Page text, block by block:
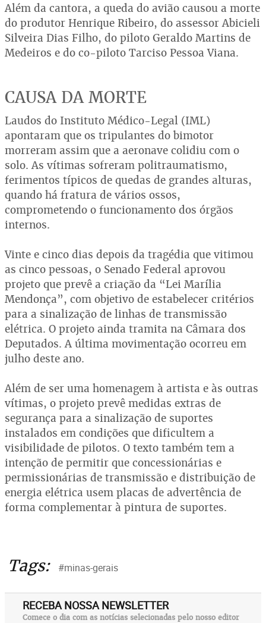
Além da cantora, a queda do avião causou a morte
do produtor Henrique Ribeiro, do assessor Abicieli
Silveira Dias Filho, do piloto Geraldo Martins de
Medeiros e do co-piloto Tarciso Pessoa Viana.
CAUSA DA MORTE
Laudos do Instituto Médico-Legal (IML)
apontaram que os tripulantes do bimotor
morreram assim que a aeronave colidiu com o
solo. As vítimas sofreram politraumatismo,
ferimentos típicos de quedas de grandes alturas,
quando há fratura de vários ossos,
comprometendo o funcionamento dos órgãos
internos.
Vinte e cinco dias depois da tragédia que vitimou
as cinco pessoas, o Senado Federal aprovou
projeto que prevê a criação da “Lei Marília
Mendonça”, com objetivo de estabelecer critérios
para a sinalização de linhas de transmissão
elétrica. O projeto ainda tramita na Câmara dos
Deputados. A última movimentação ocorreu em
julho deste ano.
Além de ser uma homenagem à artista e às outras
vítimas, o projeto prevê medidas extras de
segurança para a sinalização de suportes
instalados em condições que dificultem a
visibilidade de pilotos. O texto também tem a
intenção de permitir que concessionárias e
permissionárias de transmissão e distribuição de
energia elétrica usem placas de advertência de
forma complementar à pintura de suportes.
Tags: #minas-gerais
RECEBA NOSSA NEWSLETTER
Comece o dia com as notícias selecionadas pelo nosso editor